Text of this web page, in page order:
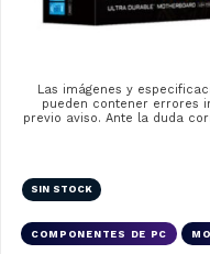
Las imágenes y
pueden contener errores
previo aviso. Ante la duda
SIN STOCK
COMPONENTES DE PC